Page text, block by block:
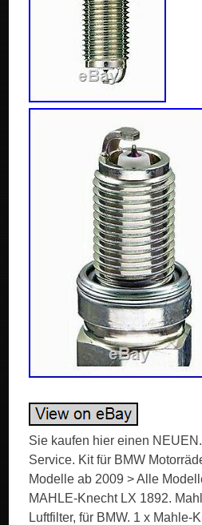
Sie kaufen hier einen
Service. Kit für BMW
Modelle ab 2009 > Alle
MAHLE-Knecht LX 1892.
Luftfilter, für BMW. 1 x Mahle-